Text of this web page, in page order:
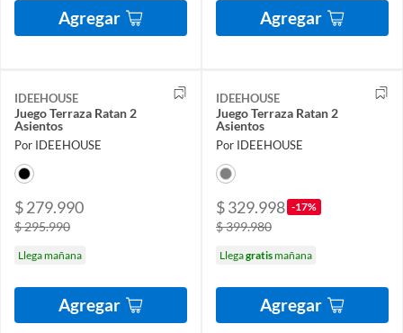
Agregar Agregar
IDEEHOUSE
Juego Terraza Ratan 2
Asientos
Por IDEEHOUSE
$ 279.990
$ 295.990
Llega mañana
Agregar
IDEEHOUSE
Juego Terraza Ratan 2
Asientos
Por IDEEHOUSE
$ 329.998 -17%
$ 399.980
Llegagratismañana
Agregar